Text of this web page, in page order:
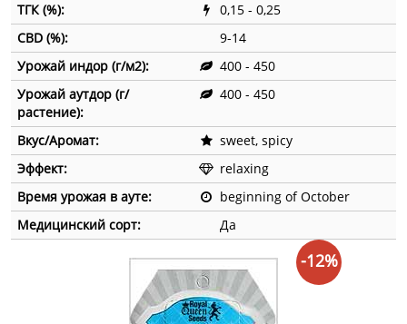
ТГК (%):
0,15 - 0,25
CBD (%):
9-14
Урожай индор (г/м2):
400 - 450
Урожай аутдор (г/
растение):
400 - 450
Вкус/Аромат:
sweet, spicy
Эффект:
relaxing
Время урожая в ауте:
beginning of October
Медицинский сорт:
Да
-12%